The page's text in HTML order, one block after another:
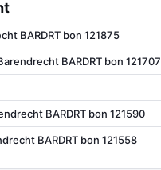
BARDRT bon 121875
BARDRT bon 121707
BARDRT bon 121590
BARDRT bon 121558